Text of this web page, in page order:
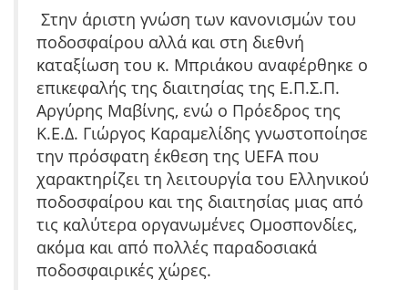
Στην άριστη γνώση των κανονισμών του
ποδοσφαίρου αλλά και στη διεθνή
καταξίωση του κ. Μπριάκου αναφέρθηκε ο
επικεφαλής της διαιτησίας της Ε.Π.Σ.Π.
Αργύρης Μαβίνης, ενώ ο Πρόεδρος της
Κ.Ε.Δ. Γιώργος Καραμελίδης γνωστοποίησε
την πρόσφατη έκθεση της UEFA που
χαρακτηρίζει τη λειτουργία του Ελληνικού
ποδοσφαίρου και της διαιτησίας μιας από
τις καλύτερα οργανωμένες Ομοσπονδίες,
ακόμα και από πολλές παραδοσιακά
ποδοσφαιρικές χώρες.